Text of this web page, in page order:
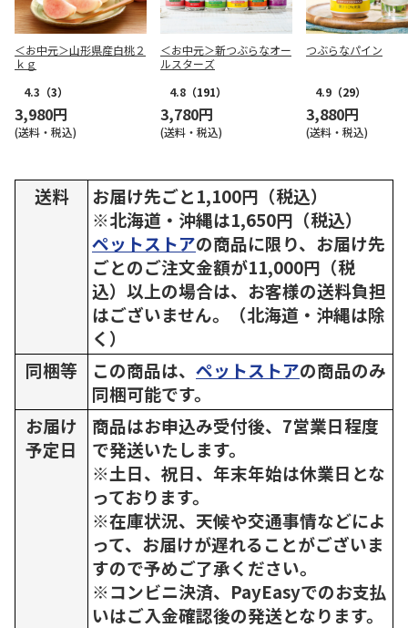
＜お中元＞山形県産白桃２
ｋｇ
4.3 （3）
3,980円
(送料・税込)
＜お中元＞新つぶらなオー
ルスターズ
4.8 （191）
3,780円
(送料・税込)
つぶらなパイン
4.9 （29）
3,880円
(送料・税込)
送料
お届け先ごと1,100円（税込）
※北海道・沖縄は1,650円（税込）
ペットストアの商品に限り、お届け先
ごとのご注文金額が11,000円（税
込）以上の場合は、お客様の送料負担
はございません。（北海道・沖縄は除
く）
同梱等
この商品は、 ペットストアの商品のみ
同梱可能です。
お届け
予定日
商品はお申込み受付後、7営業日程度
で発送いたします。
※土日、祝日、年末年始は休業日とな
っております。
※在庫状況、天候や交通事情などによ
って、お届けが遅れることがございま
すので予めご了承ください。
※コンビニ決済、PayEasyでのお支払
いはご入金確認後の発送となります。